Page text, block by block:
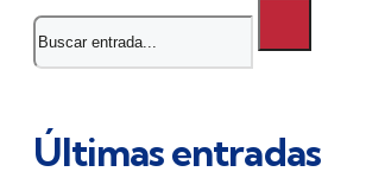
Últimas entradas